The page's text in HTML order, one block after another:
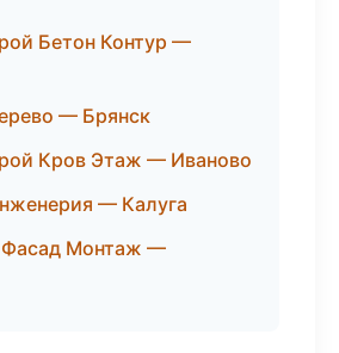
Бетон Контур —
— Брянск
Кров Этаж — Иваново
— Калуга
Монтаж —